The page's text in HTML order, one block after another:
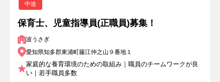
中途
保育士、児童指導員(正職員)募集！
波うさぎ
愛知県知多郡東浦町藤江仲之山９番地１
家庭的な養育環境のための取組み｜職員のチームワークが良
い｜若手職員多数